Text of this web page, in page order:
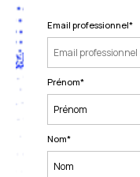
Email professionnel*
Prénom*
Nom*